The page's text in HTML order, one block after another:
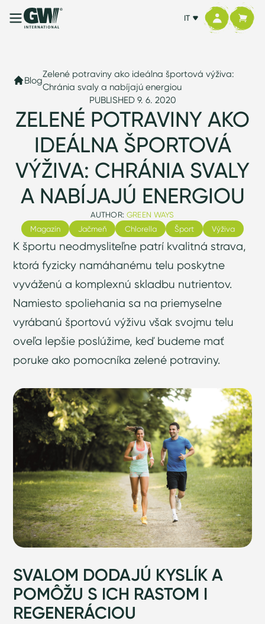
IT
Blog
Zelené potraviny ako ideálna športová výživa:
Chránia svaly a nabíjajú energiou
PUBLISHED 9. 6. 2020
ZELENÉ POTRAVINY AKO
IDEÁLNA ŠPORTOVÁ
VÝŽIVA: CHRÁNIA SVALY
A NABÍJAJÚ ENERGIOU
AUTHOR: GREEN WAYS
Magazín
Jačmeň Chlorella Šport Výživa
K športu neodmysliteľne patrí kvalitná strava,
ktorá fyzicky namáhanému telu poskytne
vyváženú a komplexnú skladbu nutrientov.
Namiesto spoliehania sa na priemyselne
vyrábanú športovú výživu však svojmu telu
oveľa lepšie poslúžime, keď budeme mať
poruke ako pomocníka zelené potraviny.
SVALOM DODAJÚ KYSLÍK A
POMÔŽU S ICH RASTOM I
REGENERÁCIOU